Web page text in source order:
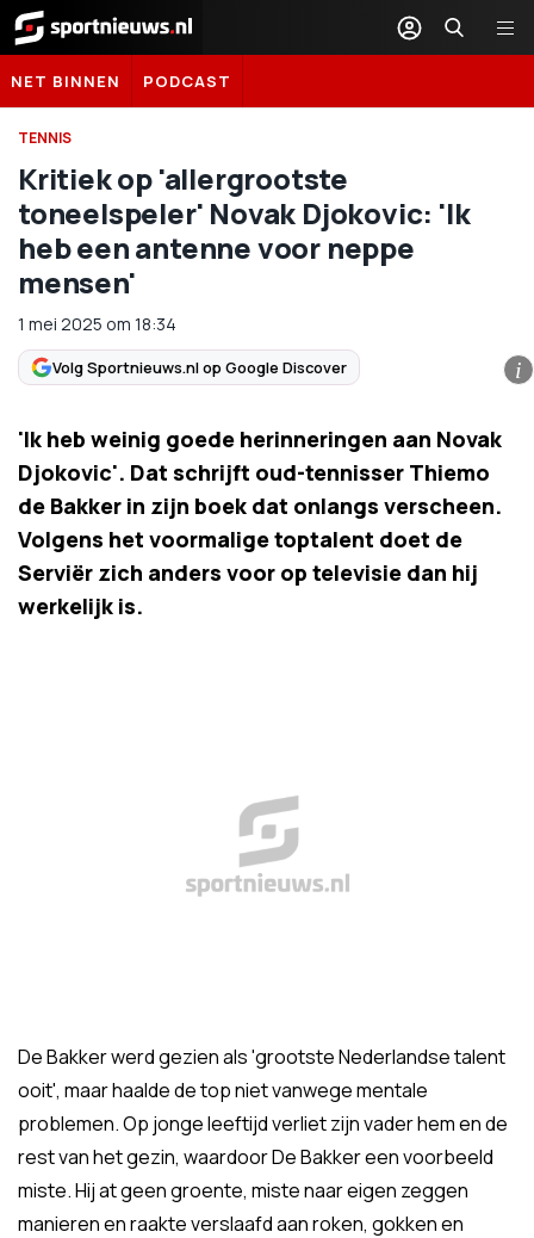
Sportnieuws.nl
NET BINNEN PODCAST
TENNIS
Kritiek op 'allergrootste
toneelspeler' Novak Djokovic: 'Ik
heb een antenne voor neppe
mensen'
1 mei 2025 om 18:34
Volg Sportnieuws.nl op Google Discover i
'Ik heb weinig goede herinneringen aan Novak
Djokovic'. Dat schrijft oud-tennisser Thiemo
de Bakker in zijn boek dat onlangs verscheen.
Volgens het voormalige toptalent doet de
Serviër zich anders voor op televisie dan hij
werkelijk is.
De Bakker werd gezien als 'grootste Nederlandse talent
ooit', maar haalde de top niet vanwege mentale
problemen. Op jonge leeftijd verliet zijn vader hem en de
rest van het gezin, waardoor De Bakker een voorbeeld
miste. Hij at geen groente, miste naar eigen zeggen
manieren en raakte verslaafd aan roken, gokken en